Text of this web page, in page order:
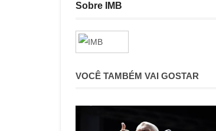
Sobre IMB
VOCÊ TAMBÉM VAI GOSTAR